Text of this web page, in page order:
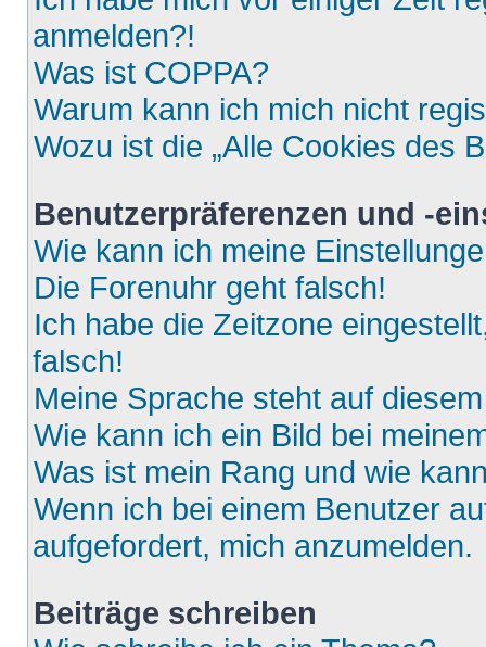
anmelden?!
Was ist COPPA?
Warum kann ich mich nicht
Wozu ist die „Alle Cookies des
Benutzerpräferenzen und -
Wie kann ich meine
Die Forenuhr geht falsch!
Ich habe die Zeitzone
falsch!
Meine Sprache steht auf
Wie kann ich ein Bild bei
Was ist mein Rang und wie
Wenn ich bei einem Benutzer
aufgefordert, mich anzumelden.
Beiträge schreiben